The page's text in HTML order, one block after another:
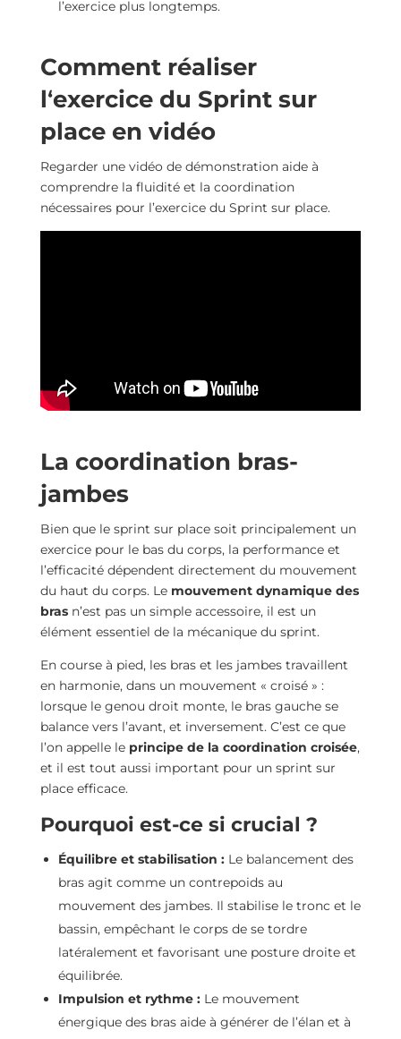
l’exercice plus longtemps.
Comment réaliser
l‘exercice du Sprint sur
place en vidéo
Regarder une vidéo de démonstration aide à
comprendre la fluidité et la coordination
nécessaires pour l’exercice du Sprint sur place.
La coordination bras-
jambes
Bien que le sprint sur place soit principalement un
exercice pour le bas du corps, la performance et
l’efficacité dépendent directement du mouvement
du haut du corps. Le mouvement dynamique des
brasn’est pas un simple accessoire, il est un
élément essentiel de la mécanique du sprint.
En course à pied, les bras et les jambes travaillent
en harmonie, dans un mouvement « croisé » :
lorsque le genou droit monte, le bras gauche se
balance vers l’avant, et inversement. C’est ce que
l’on appelle le principe de la coordination croisée,
et il est tout aussi important pour un sprint sur
place efficace.
Pourquoi est-ce si crucial ?
Équilibre et stabilisation :Le balancement des
bras agit comme un contrepoids au
mouvement des jambes. Il stabilise le tronc et le
bassin, empêchant le corps de se tordre
latéralement et favorisant une posture droite et
équilibrée.
Impulsion et rythme :Le mouvement
énergique des bras aide à générer de l’élan et à